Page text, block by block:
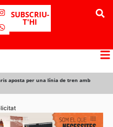
SUBSCRIU-
T'HI
aposta per una línia de tren amb